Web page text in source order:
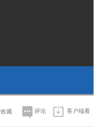
收藏 评论 客户端看